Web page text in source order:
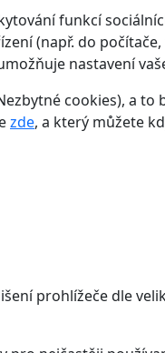
funkcí
(např. do
nastavení
cookies), a to
zde, a který můžete
prohlížeče dle